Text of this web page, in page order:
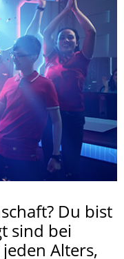
Du bist
sind bei
Alters,